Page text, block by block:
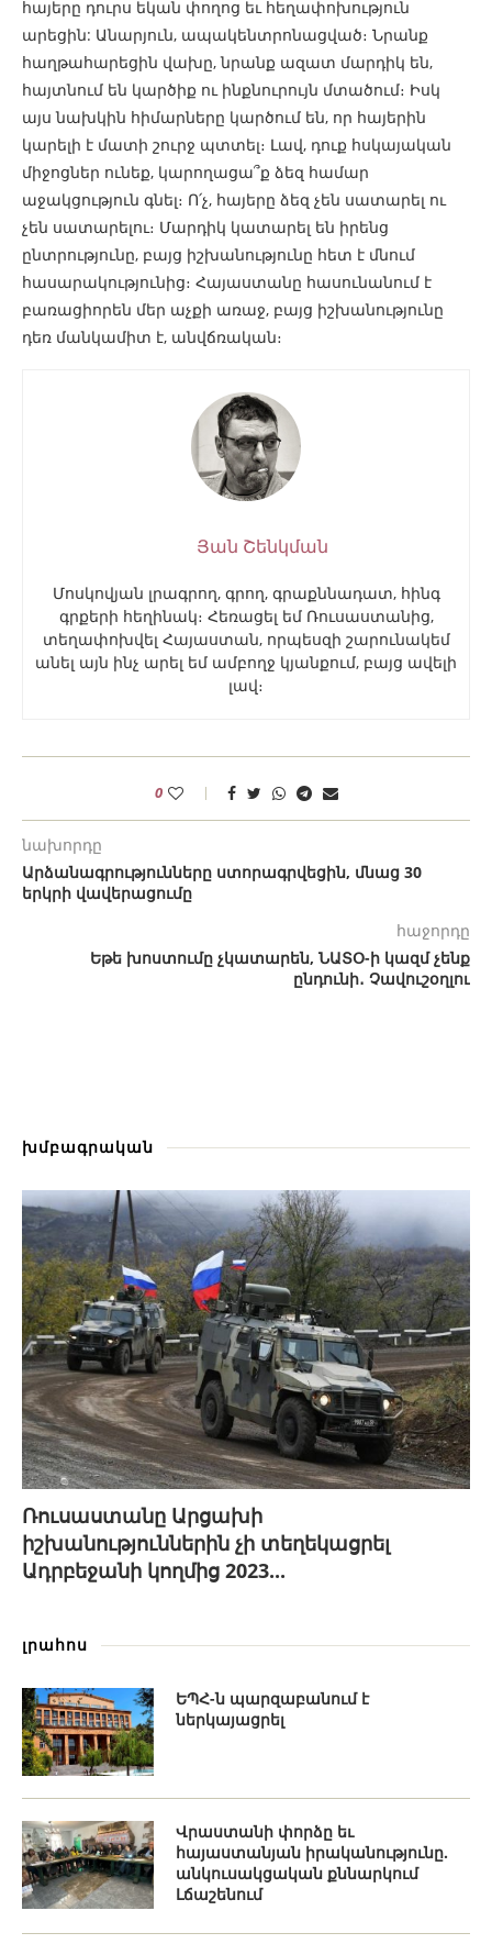
հայերը դուրս եկան փողոց եւ հեղափոխություն
արեցին: Անարյուն, ապակենտրոնացված։ Նրանք
հաղթահարեցին վախը, նրանք ազատ մարդիկ են,
հայտնում են կարծիք ու ինքնուրույն մտածում։ Իսկ
այս նախկին հիմարները կարծում են, որ հայերին
կարելի է մատի շուրջ պտտել։ Լավ, դուք հսկայական
միջոցներ ունեք, կարողացա՞ք ձեզ համար
աջակցություն գնել։ Ո՛չ, հայերը ձեզ չեն սատարել ու
չեն սատարելու։ Մարդիկ կատարել են իրենց
ընտրությունը, բայց իշխանությունը հետ է մնում
հասարակությունից։ Հայաստանը հասունանում է
բառացիորեն մեր աչքի առաջ, բայց իշխանությունը
դեռ մանկամիտ է, անվճռական։
Յան Շենկման
Մոսկովյան լրագրող, գրող, գրաքննադատ, հինգ
գրքերի հեղինակ։ Հեռացել եմ Ռուսաստանից,
տեղափոխվել Հայաստան, որպեսզի շարունակեմ
անել այն ինչ արել եմ ամբողջ կյանքում, բայց ավելի
լավ։
0
նախորդը
Արձանագրությունները ստորագրվեցին, մնաց 30
երկրի վավերացումը
հաջորդը
Եթե խոստումը չկատարեն, ՆԱՏՕ-ի կազմ չենք
ընդունի․ Չավուշօղլու
խմբագրական
Ռուսաստանը Արցախի
իշխանություններին չի տեղեկացրել
Ադրբեջանի կողմից 2023...
լրահոս
ԵՊՀ-ն պարզաբանում է
ներկայացրել
Վրաստանի փորձը եւ
հայաստանյան իրականությունը.
անկուսակցական քննարկում
Լճաշենում